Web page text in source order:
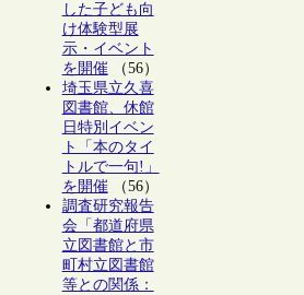
した子ども向
け体験型展
示・イベント
を開催（56）
埼玉県立久喜
図書館、休館
日特別イベン
ト「本のタイ
トルで一句!」
を開催（56）
調査研究報告
会「都道府県
立図書館と市
町村立図書館
等との関係：